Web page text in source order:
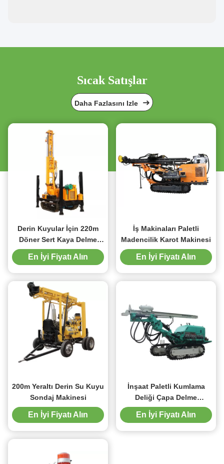
Sıcak Satışlar
Daha Fazlasını Izle
Derin Kuyular İçin 220m
Döner Sert Kaya Delme
Ekipmanları
En İyi Fiyatı Alın
İş Makinaları Paletli
Madencilik Karot Makinesi
En İyi Fiyatı Alın
200m Yeraltı Derin Su Kuyu
Sondaj Makinesi
En İyi Fiyatı Alın
İnşaat Paletli Kumlama
Deliği Çapa Delme
Makinesi
En İyi Fiyatı Alın